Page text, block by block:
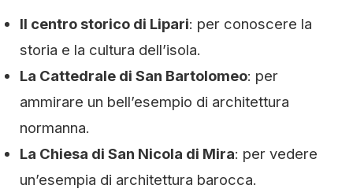
Il centro storico di Lipari: per conoscere la
storia e la cultura dell’isola.
La Cattedrale di San Bartolomeo: per
ammirare un bell’esempio di architettura
normanna.
La Chiesa di San Nicola di Mira: per vedere
un’esempia di architettura barocca.